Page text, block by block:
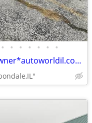
• • • • • • •
2017 Chevy Cruze LS Auto One Owner*autoworldil.com* "WELL MAINTAINED"